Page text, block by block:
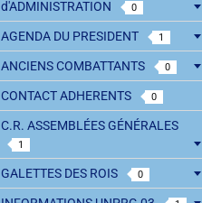
d'ADMINISTRATION
0
AGENDA DU PRESIDENT 1
ANCIENS COMBATTANTS 0
CONTACT ADHERENTS 0
C.R. ASSEMBLÉES GÉNÉRALES
1
GALETTES DES ROIS 0